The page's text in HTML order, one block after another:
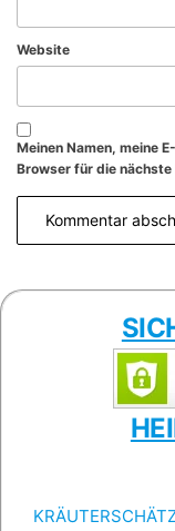
Website
Meinen Namen, meine
Browser für die